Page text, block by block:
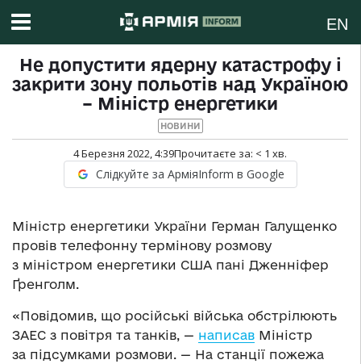
EN
Не допустити ядерну катастрофу і
закрити зону польотів над Україною
– Міністр енергетики
НОВИНИ
4 Березня 2022, 4:39Прочитаєте за: < 1 хв.
Слідкуйте за АрміяInform в Google
Міністр енергетики України Герман Галущенко
провів телефонну термінову розмову
з міністром енергетики США пані Дженніфер
Ґренголм.
«Повідомив, що російські війська обстрілюють
ЗАЕС з повітря та танків, — написав Міністр
за підсумками розмови. — На станції пожежа